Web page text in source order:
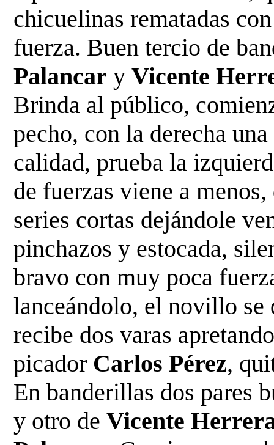
chicuelinas rematadas
fuerza. Buen tercio de
Palancar yVicente
Brinda alpúblico,
pecho, con la derecha
calidad, prueba la
de fuerzas viene a menos,
series cortas dejándole
pinchazos y estocada,
bravo con muy poca
lanceándolo, el novillo se
recibe dos varas
picador Carlos Pérez,
En banderillas dospares
y otro deVicente